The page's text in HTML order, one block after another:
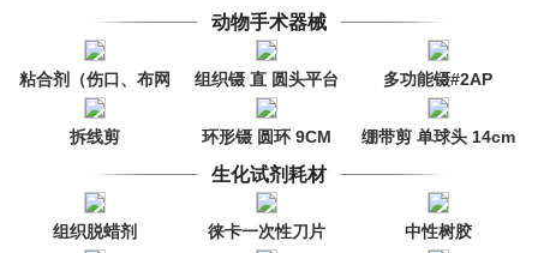
动物手术器械
粘合剂（伤口、布网
粘合用）
组织镊 直 圆头平台
9CM
多功能镊#2AP
拆线剪 环形镊 圆环 9CM 绷带剪 单球头 14cm
生化试剂耗材
组织脱蜡剂 徕卡一次性刀片 中性树胶